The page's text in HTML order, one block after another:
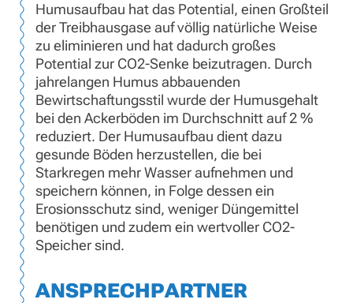
Humusaufbau hat das Potential, einen Großteil
der Treibhausgase auf völlig natürliche Weise
zu eliminieren und hat dadurch großes
Potential zur CO2-Senke beizutragen. Durch
jahrelangen Humus abbauenden
Bewirtschaftungsstil wurde der Humusgehalt
bei den Ackerböden im Durchschnitt auf 2 %
reduziert. Der Humusaufbau dient dazu
gesunde Böden herzustellen, die bei
Starkregen mehr Wasser aufnehmen und
speichern können, in Folge dessen ein
Erosionsschutz sind, weniger Düngemittel
benötigen und zudem ein wertvoller CO2-
Speicher sind.
ANSPRECHPARTNER